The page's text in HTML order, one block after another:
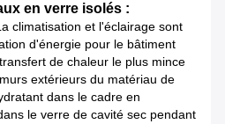
en verre isolés :
climatisation et l'éclairage sont
d'énergie pour le bâtiment
de chaleur le plus mince
extérieurs du matériau de
dans le cadre en
le verre de cavité sec pendant